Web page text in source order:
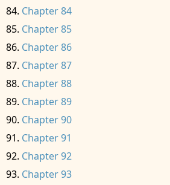
Chapter 84
Chapter 85
Chapter 86
Chapter 87
Chapter 88
Chapter 89
Chapter 90
Chapter 91
Chapter 92
Chapter 93